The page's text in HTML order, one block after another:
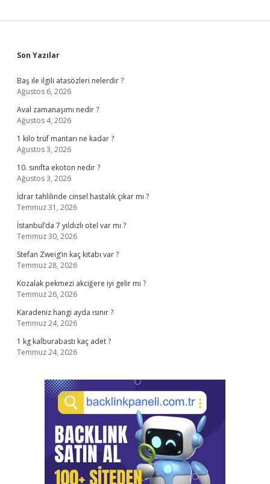
Sidebar
Son Yazılar
Baş ile ilgili atasözleri nelerdir ?
Ağustos 6, 2026
Aval zamanaşımı nedir ?
Ağustos 4, 2026
1 kilo trüf mantarı ne kadar ?
Ağustos 3, 2026
10. sınıfta ekoton nedir ?
Ağustos 3, 2026
İdrar tahlilinde cinsel hastalık çıkar mı ?
Temmuz 31, 2026
İstanbul’da 7 yıldızlı otel var mı ?
Temmuz 30, 2026
Stefan Zweig’in kaç kitabı var ?
Temmuz 28, 2026
Kozalak pekmezi akciğere iyi gelir mi ?
Temmuz 26, 2026
Karadeniz hangi ayda ısınır ?
Temmuz 24, 2026
1 kg kalburabastı kaç adet ?
Temmuz 24, 2026